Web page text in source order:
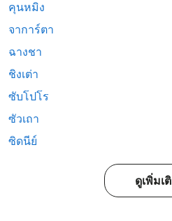
คุนหมิง
จาการ์ตา
ฉางชา
ชิงเต่า
ซับโปโร
ซัวเถา
ซิดนีย์
ดูเพิ่มเ